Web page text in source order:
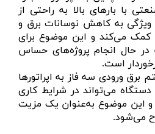
با بارهای بالا به راحتی از
ویژگی به کاهش نوسانات برق و
کمک می‌کند و این موضوع برای
در حال انجام پروژه‌های حساس
است.
برق ورودی سه فاز به اپراتورها
می‌تواند در شرایط کاری
و این موضوع به‌عنوان یک مزیت
می‌شود.